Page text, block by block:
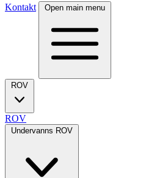
Kontakt
Open main menu
ROV
ROV
Undervanns ROV